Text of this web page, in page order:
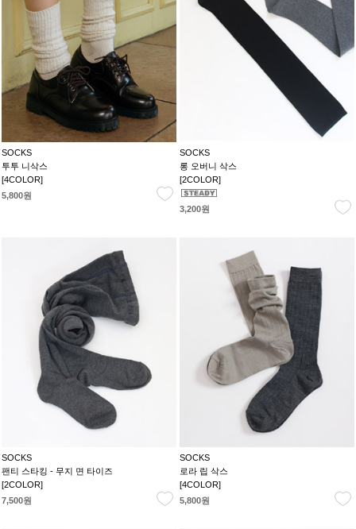
SOCKS
투투 니삭스
[4COLOR]
5,800원
SOCKS
롱 오버니 삭스
[2COLOR]
3,200원
SOCKS
팬티 스타킹 - 무지 면 타이즈
[2COLOR]
7,500원
SOCKS
로라 립 삭스
[4COLOR]
5,800원